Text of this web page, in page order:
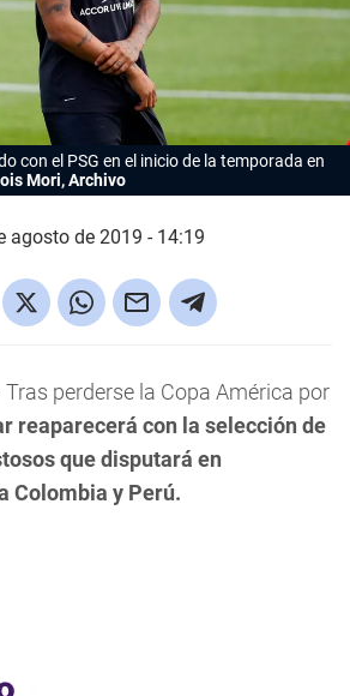
con el PSG en el inicio de la temporada en
Mori, Archivo
agosto de 2019 - 14:19
Tras perderse la Copa América por
reaparecerá con la selección de
que disputará en
Colombia y Perú.